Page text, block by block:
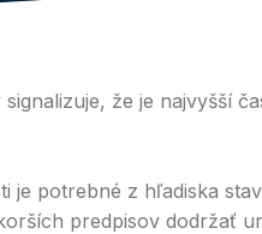
že je najvyšší
potrebné z hľadiska
predpisov dodržať